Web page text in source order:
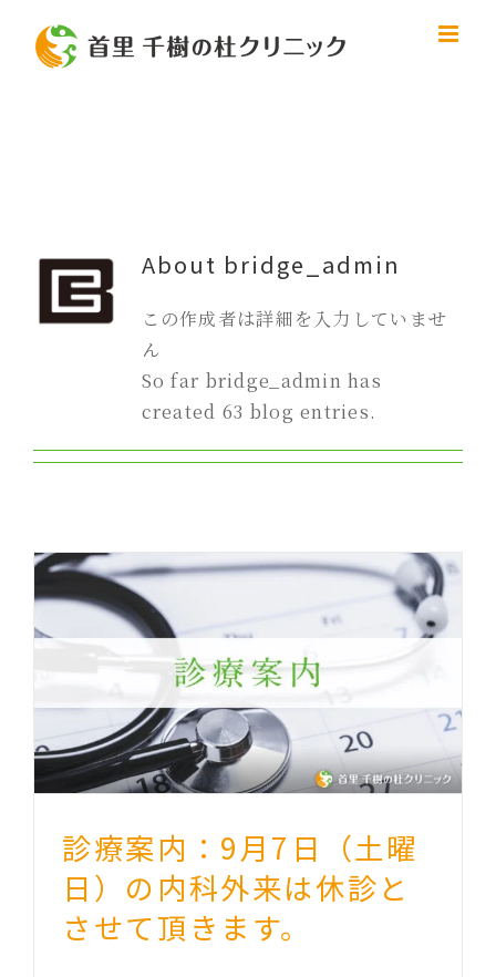
content
About bridge_admin
この作成者は詳細を入力していませ
ん
So far bridge_admin has
created 63 blog entries.
診療案内：9月7日（土曜
日）の内科外来は休診と
させて頂きます。